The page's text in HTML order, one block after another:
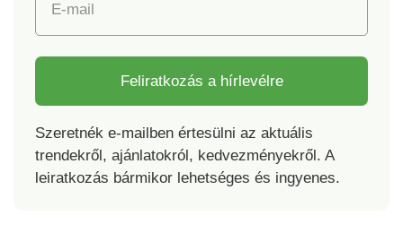
E-mail
Feliratkozás a hírlevélre
Szeretnék e-mailben értesülni az aktuális
trendekről, ajánlatokról, kedvezményekről. A
leiratkozás bármikor lehetséges és ingyenes.